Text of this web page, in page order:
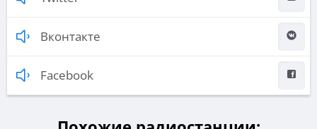
Вконтакте
Facebook